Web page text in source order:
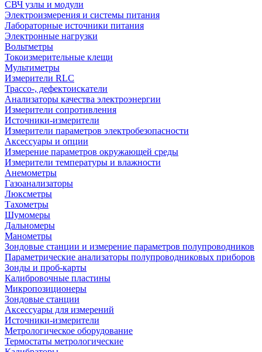
СВЧ узлы и модули
Электроизмерения и системы питания
Лабораторные источники питания
Электронные нагрузки
Вольтметры
Токоизмерительные клещи
Мультиметры
Измерители RLC
Трассо-, дефектоискатели
Анализаторы качества электроэнергии
Измерители сопротивления
Источники-измерители
Измерители параметров электробезопасности
Аксессуары и опции
Измерение параметров окружающей среды
Измерители температуры и влажности
Анемометры
Газоанализаторы
Люксметры
Тахометры
Шумомеры
Дальномеры
Манометры
Зондовые станции и измерение параметров полупроводников
Параметрические анализаторы полупроводниковых приборов
Зонды и проб-карты
Калибровочные пластины
Микропозиционеры
Зондовые станции
Аксессуары для измерений
Источники-измерители
Метрологическое оборудование
Термостаты метрологические